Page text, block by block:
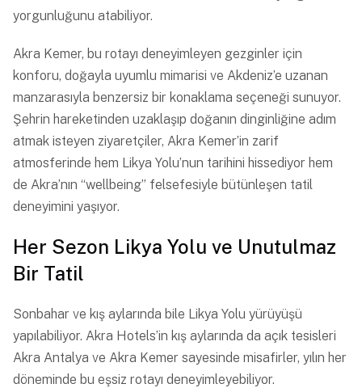
yorgunluğunu atabiliyor.
Akra Kemer, bu rotayı deneyimleyen gezginler için
konforu, doğayla uyumlu mimarisi ve Akdeniz’e uzanan
manzarasıyla benzersiz bir konaklama seçeneği sunuyor.
Şehrin hareketinden uzaklaşıp doğanın dinginliğine adım
atmak isteyen ziyaretçiler, Akra Kemer’in zarif
atmosferinde hem Likya Yolu’nun tarihini hissediyor hem
de Akra’nın “wellbeing” felsefesiyle bütünleşen tatil
deneyimini yaşıyor.
Her Sezon Likya Yolu ve Unutulmaz
Bir Tatil
Sonbahar ve kış aylarında bile Likya Yolu yürüyüşü
yapılabiliyor. Akra Hotels’in kış aylarında da açık tesisleri
Akra Antalya ve Akra Kemer sayesinde misafirler, yılın her
döneminde bu eşsiz rotayı deneyimleyebiliyor.